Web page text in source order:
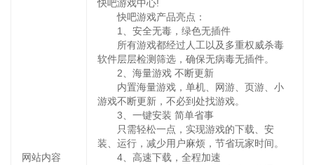
网站内容
快吧游戏中心!
快吧游戏产品亮点：
1、安全无毒，绿色无插件
所有游戏都经过人工以及多重权威杀毒
软件层层检测筛选，确保无病毒无插件。
2、海量游戏 不断更新
内置海量游戏，单机、网游、页游、小
游戏不断更新，不必到处找游戏。
3、一键安装 简单省事
只需轻松一点，实现游戏的下载、安
装、运行，减少用户麻烦，节省玩家时间。
4、高速下载，全程加速